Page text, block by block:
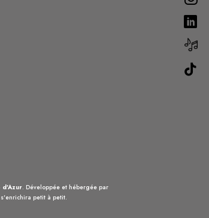
d'Azur. Développée et hébergée par
petit à petit.